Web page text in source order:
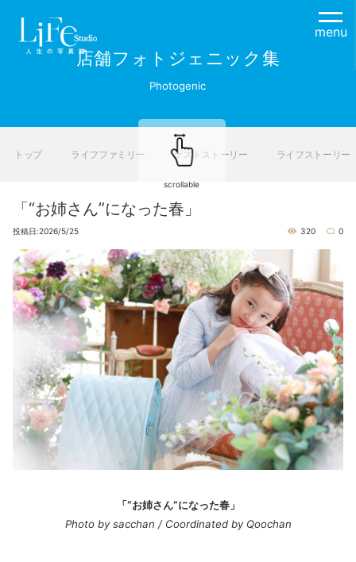
menu
店舗フォトジェニック集
Photogenic
トップ ライフファミリー ゲストストーリー ライフストーリー
「“お姉さん”になった春」
投稿日:2026/5/25 320 0
「“お姉さん”になった春」
Photo by sacchan / Coordinated by Qoochan